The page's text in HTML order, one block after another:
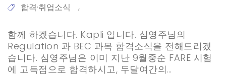
합격·취업소식 ,
함께 하겠습니다. Kapli 입니다. 심영주님의
Regulation 과 BEC 과목 합격소식을 전해드리겠
습니다. 심영주님은 이미 지난 9월중순 FARE 시험
에 고득점으로 합격하시고, 두달여간의…